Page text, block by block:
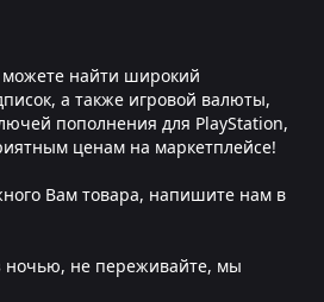
найти широкий
а также игровой валюты,
пополнения для PlayStation,
ценам на маркетплейсе!
Вам товара, напишите нам в
ночью, не переживайте, мы